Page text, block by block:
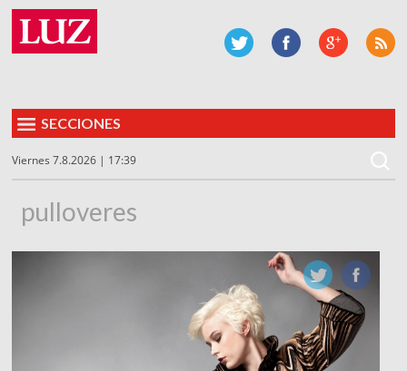
SECCIONES
Viernes 7.8.2026 | 17:39
pulloveres